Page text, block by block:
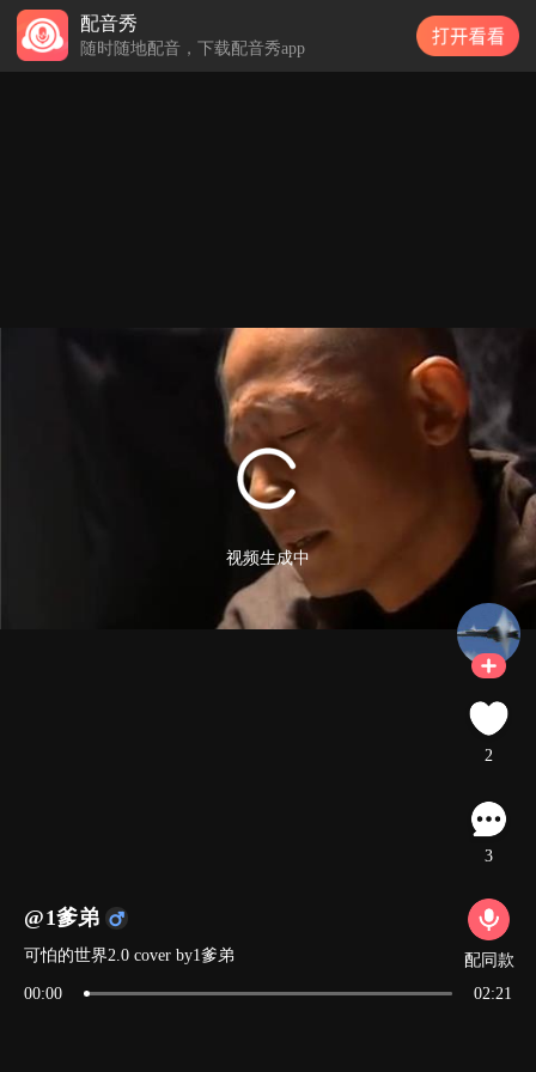
配音秀
随时随地配音，下载配音秀app
视频生成中
@1爹弟
可怕的世界2.0 cover by1爹弟
00:00 02:21
2
3
配同款
配音秀
随时随地配音，下载配音秀app
我们都是千疮百孔的恋人 心